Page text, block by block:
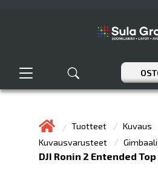
Tuotteet
Kuvaus
Kuvausvarusteet
DJI Ronin 2 Entended